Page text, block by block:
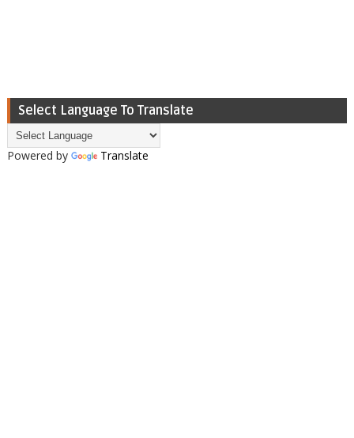
Select Language To Translate
Powered by Translate